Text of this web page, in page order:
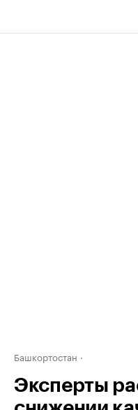
Башкортостан
Эксперты